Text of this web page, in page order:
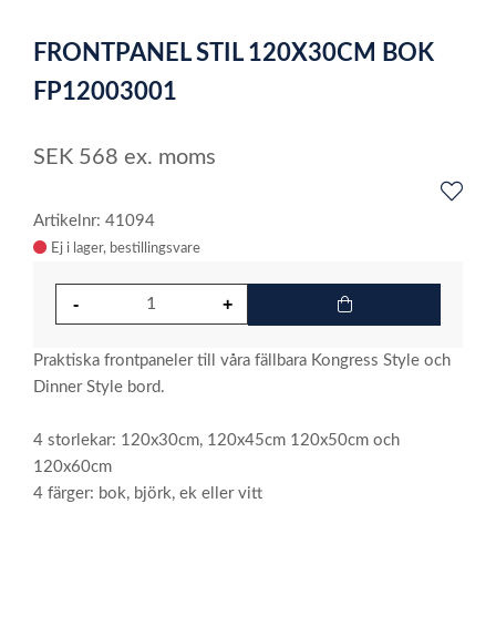
of
1
FRONTPANEL STIL 120X30CM BOK
FP12003001
SEK 568 ex. moms
Artikelnr: 41094
Ej i lager
Praktiska frontpaneler till våra fällbara Kongress Style och
Dinner Style bord.
4 storlekar: 120x30cm, 120x45cm 120x50cm och
120x60cm
4 färger: bok, björk, ek eller vitt